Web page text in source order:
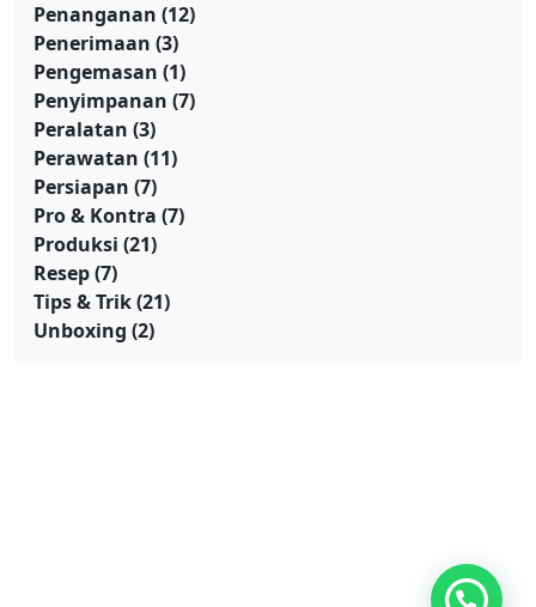
Penanganan (12)
Penerimaan (3)
Pengemasan (1)
Penyimpanan (7)
Peralatan (3)
Perawatan (11)
Persiapan (7)
Pro & Kontra (7)
Produksi (21)
Resep(7)
Tips & Trik(21)
Unboxing (2)